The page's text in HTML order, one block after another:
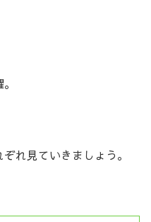
れ見ていきましょう。